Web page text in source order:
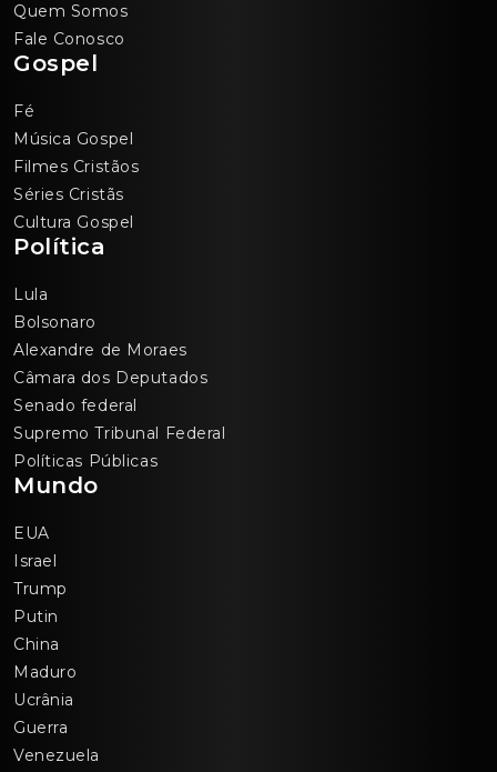
Quem Somos
Fale Conosco
Gospel
Fé
Música Gospel
Filmes Cristãos
Séries Cristãs
Cultura Gospel
Política
Lula
Bolsonaro
Alexandre de Moraes
Câmara dos Deputados
Senado federal
Supremo Tribunal Federal
Políticas Públicas
Mundo
EUA
Israel
Trump
Putin
China
Maduro
Ucrânia
Guerra
Venezuela